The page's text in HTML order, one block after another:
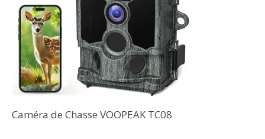
Caméra de Chasse VOOPEAK TC08